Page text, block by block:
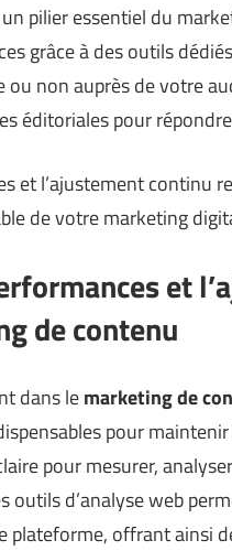
pilier essentiel du
grâce à des outils
non auprès de votre
éditoriales pour
et l’ajustement continu
de votre marketing
et
de contenu
dans lemarketing de
pour
pour mesurer,
outils d’analyse web
plateforme, offrant ainsi